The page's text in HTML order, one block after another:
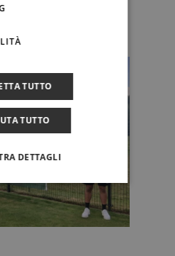
(2) e Mjtilene.
TUTTO
TUTTO
DETTAGLI